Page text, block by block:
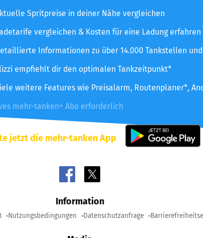
Spritpreise in deiner Nähe vergleichen
vergleichen & Kosten für eine Ladung erfahren
Informationen zu über 14.000 Tankstellen
empfiehlt dir den optimalen Tankzeitpunkt*
weitere Features wie Preisalarm, Routenplaner*,
mehr-tanken+ Abo erforderlich
jetzt die mehr-tanken App
Information
Nutzungsbedingungen Datenschutzanfrage